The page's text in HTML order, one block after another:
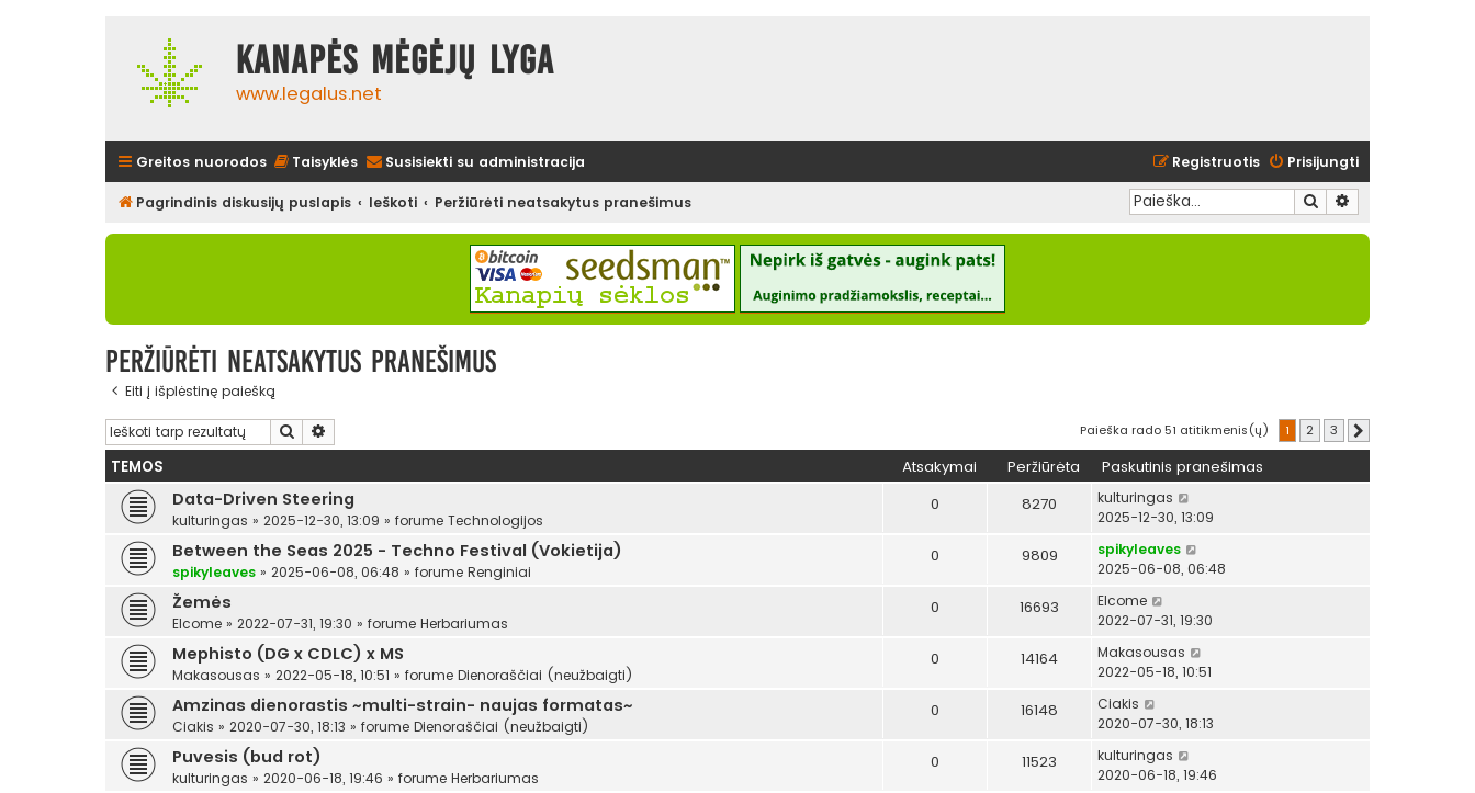
Kanapės mėgėjų lyga
www.legalus.net
Greitos nuorodos Taisyklės Susisiekti su administracija Prisijungti
Registruotis
Pagrindinis diskusijų puslapis Ieškoti Peržiūrėti neatsakytus pranešimus Ieškoti
Peržiūrėti neatsakytus pranešimus
Eiti į išplėstinę paiešką
Ieškoti Paieška rado 51 atitikmenis(ų) 1 2 3
TEMOS Atsakymai Peržiūrėta Paskutinis pranešimas
Data-Driven Steering
kulturingas » 2025-12-30, 13:09 » forume Technologijos
0 8270
kulturingas
2025-12-30, 13:09
Between the Seas 2025 - Techno Festival (Vokietija)
spikyleaves » 2025-06-08, 06:48 » forume Renginiai
0 9809
spikyleaves
2025-06-08, 06:48
Žemės
Elcome » 2022-07-31, 19:30 » forume Herbariumas
0 16693
Elcome
2022-07-31, 19:30
Mephisto (DG x CDLC) x MS
Makasousas » 2022-05-18, 10:51 » forume Dienoraščiai (neužbaigti)
0 14164
Makasousas
2022-05-18, 10:51
Amzinas dienorastis ~multi-strain- naujas formatas~
Ciakis » 2020-07-30, 18:13 » forume Dienoraščiai (neužbaigti)
0 16148
Ciakis
2020-07-30, 18:13
Puvesis (bud rot)
kulturingas » 2020-06-18, 19:46 » forume Herbariumas
0 11523
kulturingas
2020-06-18, 19:46